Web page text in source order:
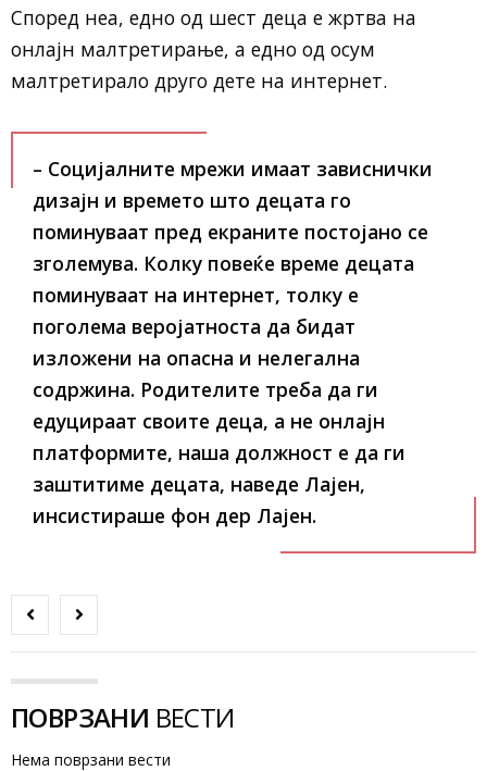
Според неа, едно од шест деца е жртва на
онлајн малтретирање, а едно од осум
малтретирало друго дете на интернет.
– Социјалните мрежи имаат зависнички
дизајн и времето што децата го
поминуваат пред екраните постојано се
зголемува. Колку повеќе време децата
поминуваат на интернет, толку е
поголема веројатноста да бидат
изложени на опасна и нелегална
содржина. Родителите треба да ги
едуцираат своите деца, а не онлајн
платформите, наша должност е да ги
заштитиме децата, наведе Лајен,
инсистираше фон дер Лајен.
ПОВРЗАНИ ВЕСТИ
Нема поврзани вести